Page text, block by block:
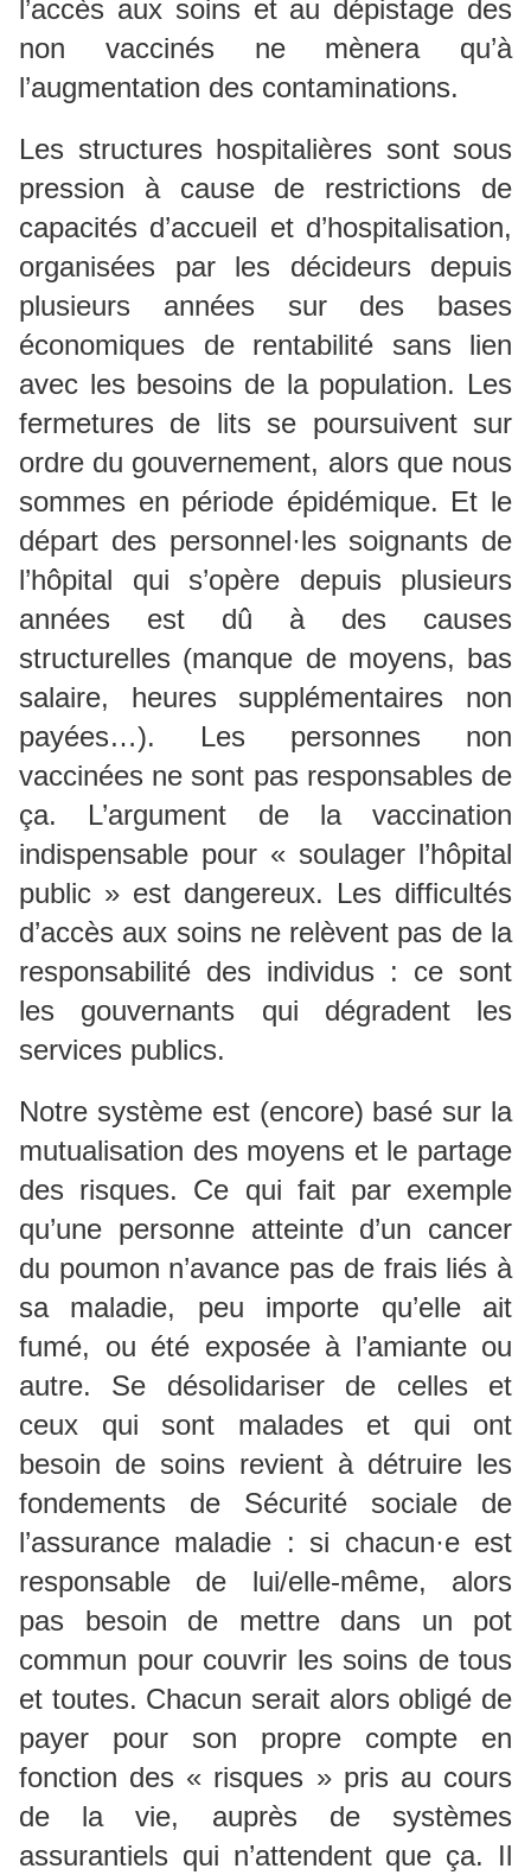
l’accès aux soins et au dépistage des
non vaccinés ne mènera qu’à
l’augmentation des contaminations.
Les structures hospitalières sont sous
pression à cause de restrictions de
capacités d’accueil et d’hospitalisation,
organisées par les décideurs depuis
plusieurs années sur des bases
économiques de rentabilité sans lien
avec les besoins de la population. Les
fermetures de lits se poursuivent sur
ordre du gouvernement, alors que nous
sommes en période épidémique. Et le
départ des personnel·les soignants de
l’hôpital qui s’opère depuis plusieurs
années est dû à des causes
structurelles (manque de moyens, bas
salaire, heures supplémentaires non
payées…). Les personnes non
vaccinées ne sont pas responsables de
ça. L’argument de la vaccination
indispensable pour « soulager l’hôpital
public » est dangereux. Les difficultés
d’accès aux soins ne relèvent pas de la
responsabilité des individus : ce sont
les gouvernants qui dégradent les
services publics.
Notre système est (encore) basé sur la
mutualisation des moyens et le partage
des risques. Ce qui fait par exemple
qu’une personne atteinte d’un cancer
du poumon n’avance pas de frais liés à
sa maladie, peu importe qu’elle ait
fumé, ou été exposée à l’amiante ou
autre. Se désolidariser de celles et
ceux qui sont malades et qui ont
besoin de soins revient à détruire les
fondements de Sécurité sociale de
l’assurance maladie : si chacun·e est
responsable de lui/elle-même, alors
pas besoin de mettre dans un pot
commun pour couvrir les soins de tous
et toutes. Chacun serait alors obligé de
payer pour son propre compte en
fonction des « risques » pris au cours
de la vie, auprès de systèmes
assurantiels qui n’attendent que ça. Il